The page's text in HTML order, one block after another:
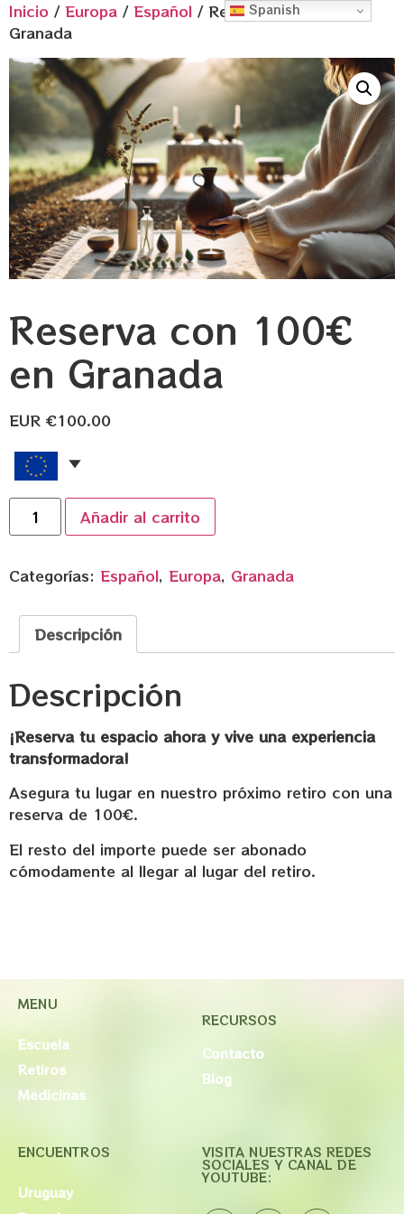
Inicio / Europa / Español / Reserva con 100€ en
Granada
Reserva con 100€
en Granada
EUR €100.00
Añadir al carrito
Categorías: Español, Europa, Granada
Descripción
Descripción
¡Reserva tu espacio ahora y vive una experiencia
transformadora!
Asegura tu lugar en nuestro próximo retiro con una
reserva de 100€.
El resto del importe puede ser abonado
cómodamente al llegar al lugar del retiro.
MENU
Escuela
Retiros
Medicinas
RECURSOS
Contacto
Blog
ENCUENTROS
Uruguay
VISITA NUESTRAS REDES
SOCIALES Y CANAL DE
YOUTUBE:
Spanish